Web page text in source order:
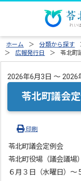
ホーム 分類から探す
広報発行日
苓北町
2026年6月3日 ～ 2026
苓北町議会
印刷
苓北町議会定例会
苓北町役場（議会議場）
６月３日（水曜日）～